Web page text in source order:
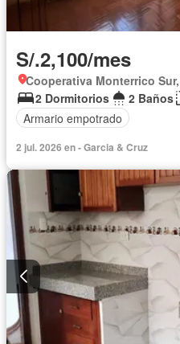
S/.2,100/mes
Cooperativa Monterrico
2 Dormitorios
2 Baños
Armario empotrado
2 jul. 2026 en - Garcia & Cruz